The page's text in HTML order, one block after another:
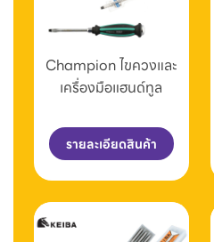
Champion ไขควงและ
เครื่องมือแฮนด์ทูล
รายละเอียดสินค้า